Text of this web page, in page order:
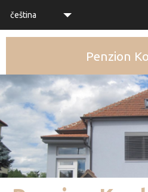
čeština
Penzion